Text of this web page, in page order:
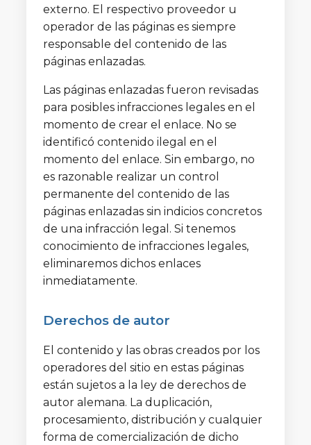
externo. El respectivo proveedor u
operador de las páginas es siempre
responsable del contenido de las
páginas enlazadas.
Las páginas enlazadas fueron revisadas
para posibles infracciones legales en el
momento de crear el enlace. No se
identificó contenido ilegal en el
momento del enlace. Sin embargo, no
es razonable realizar un control
permanente del contenido de las
páginas enlazadas sin indicios concretos
de una infracción legal. Si tenemos
conocimiento de infracciones legales,
eliminaremos dichos enlaces
inmediatamente.
Derechos de autor
El contenido y las obras creados por los
operadores del sitio en estas páginas
están sujetos a la ley de derechos de
autor alemana. La duplicación,
procesamiento, distribución y cualquier
forma de comercialización de dicho